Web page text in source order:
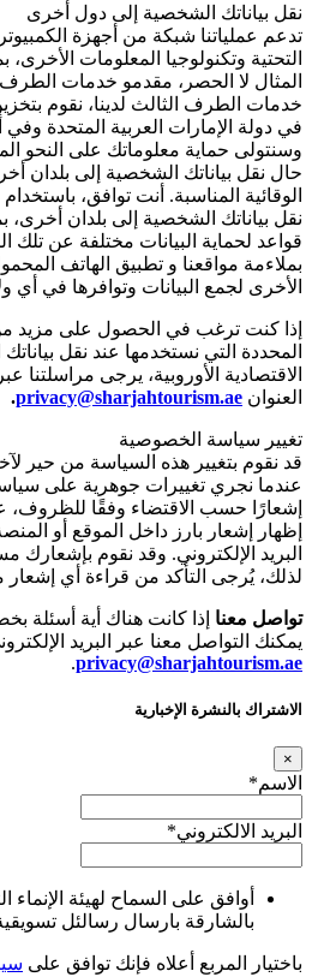
نقل بياناتك الشخصية إلى دول أخرى
تدعم عملياتنا شبكة من أجهزة الكمبيوتر
التحتية وتكنولوجيا المعلومات
المثال لا الحصر، مقدمو خدمات
خدمات الطرف الثالث لدينا، نقوم
في دولة الإمارات العربية المتحدة
وسنتولى حماية معلوماتك على النحو
حال نقل بياناتك الشخصية إلى بلدان
الوقائية المناسبة. أنت توافق،
نقل بياناتك الشخصية إلى بلدان أخرى،
قواعد لحماية البيانات مختلفة عن تلك
بملاءمة مواقعنا و تطبيق الهاتف
الأخرى لجمع البيانات وتوافرها في أي
إذا كنت ترغب في الحصول على مزيد
المحددة التي نستخدمها عند نقل
الاقتصادية الأوروبية، يرجى مراسلتنا
العنوان privacy@sharjahtourism.ae
.
تغيير سياسة الخصوصية
قد نقوم بتغيير هذه السياسة من حير
عندما نجري تغييرات جوهرية على
إشعارًا حسب الاقتضاء وفقًا للظروف،
إظهار إشعار بارز داخل الموقع أو
البريد الإلكتروني. وقد نقوم بإشعارك
لذلك، يُرجى التأكد من قراءة أي إشعار
تواصل معنا إذا كانت هناك أية
يمكنك التواصل معنا عبر البريد
privacy@sharjahtourism.ae
.
الاشتراك بالنشرة الإخبارية
×
الاسم*
البريد الالكتروني*
أوافق على السماح لهيئة الإنماء
بالشارقة بارسال رسالئل
باختيار المربع أعلاه فإنك توافق على